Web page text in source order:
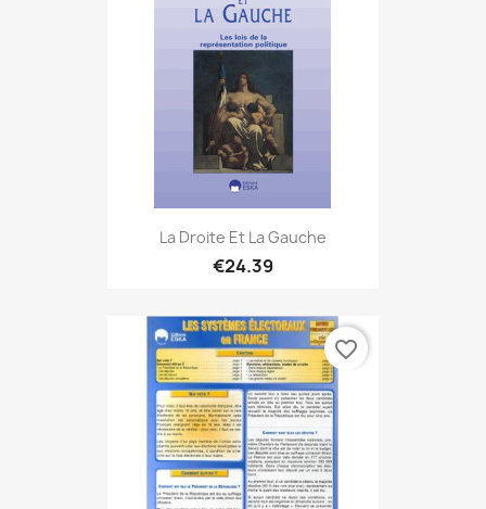
La Droite Et La Gauche
€24.39
favorite_border